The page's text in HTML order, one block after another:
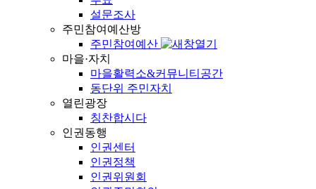
설문조사
주민참여예산방
주민참여예산
마을·자치
마을활력소&커뮤니티공간
동단위 주민자치
열린광장
칭찬합시다
인권동행
인권센터
인권정책
인권위원회